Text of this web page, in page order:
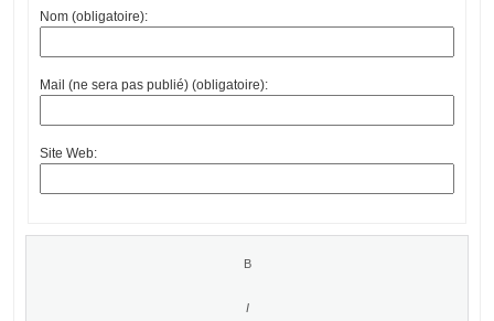
Nom (obligatoire):
Mail (ne sera pas publié) (obligatoire):
Site Web: